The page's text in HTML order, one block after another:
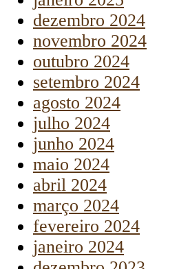
dezembro 2024
novembro 2024
outubro 2024
setembro 2024
agosto 2024
julho 2024
junho 2024
maio 2024
abril 2024
março 2024
fevereiro 2024
janeiro 2024